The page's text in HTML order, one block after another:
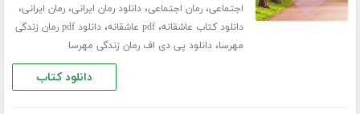
اجتماعی،رمان اجتماعی،دانلود رمان ایرانی،رمان ایرانی،
دانلود کتاب عاشقانه،pdf عاشقانه ،
دانلود pdf رمان زندگی
مهرسا،دانلود پی دی اف رمان زندگی مهرسا
دانلود کتاب